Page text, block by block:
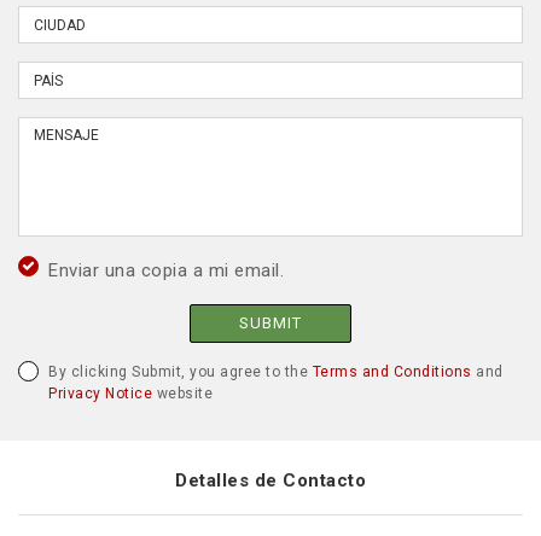
Enviar una copia a mi email.
SUBMIT
By clicking Submit, you agree to the Terms and Conditions and
Privacy Notice website
Detalles de Contacto